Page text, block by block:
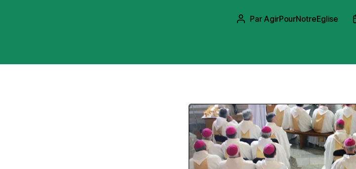
Auteur
Par AgirPourNotreEglise